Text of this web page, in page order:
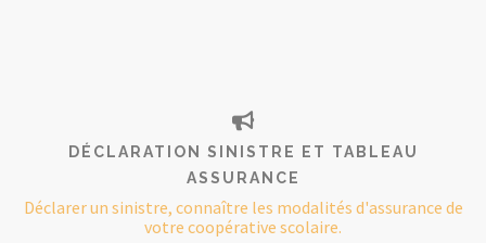
DÉCLARATION SINISTRE ET TABLEAU
ASSURANCE
Déclarer un sinistre, connaître les modalités d'assurance de
votre coopérative scolaire.